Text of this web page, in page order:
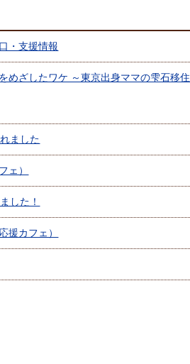
・支援情報
めざしたワケ ～東京出身ママの雫石移住
ました
ェ）
した！
援カフェ）